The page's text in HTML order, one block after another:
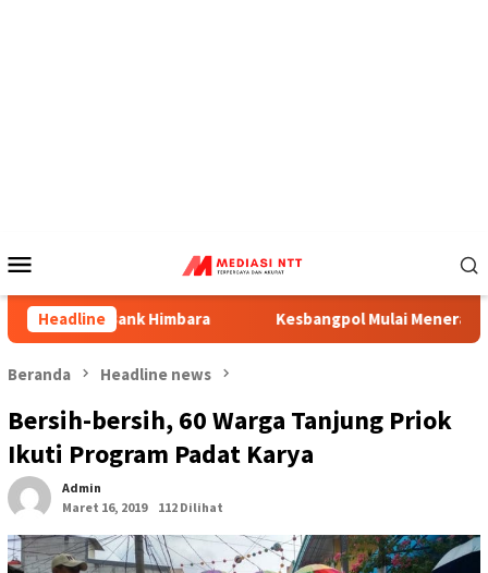
Mobile
Headline
Bank Himbara Kesbangpol Mulai Menerapkan SIRLIT
Beranda Headline news
Bersih-bersih, 60 Warga Tanjung Priok
Ikuti Program Padat Karya
Admin
Maret 16, 2019
112 Dilihat